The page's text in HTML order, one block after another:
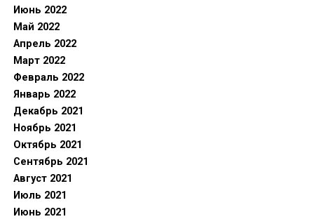
Июнь 2022
Май 2022
Апрель 2022
Март 2022
Февраль 2022
Январь 2022
Декабрь 2021
Ноябрь 2021
Октябрь 2021
Сентябрь 2021
Август 2021
Июль 2021
Июнь 2021